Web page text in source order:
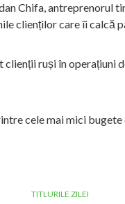
Chifa, antreprenorul
clienților care îi calcă
clienții ruși în operațiuni
cele mai mici bugete
TITLURILE ZILEI